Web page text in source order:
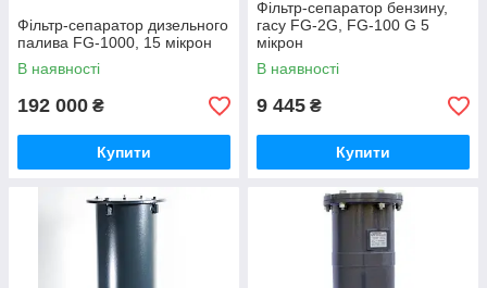
Фільтр-сепаратор дизельного
палива FG-1000, 15 мікрон
В наявності
192 000 ₴
Купити
Фільтр-сепаратор бензину,
гасу FG-2G, FG-100 G 5
мікрон
В наявності
9 445 ₴
Купити